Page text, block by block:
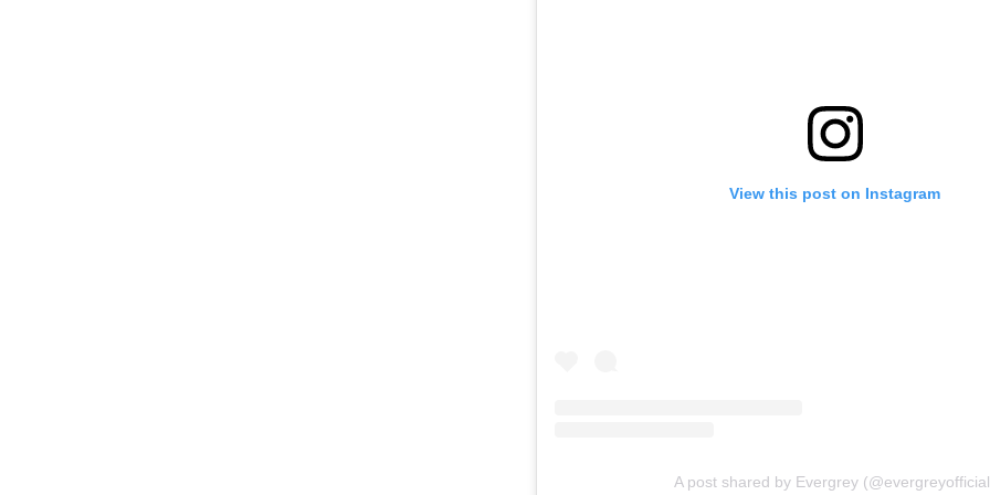
View this post on Instagram
A post shared by Evergrey